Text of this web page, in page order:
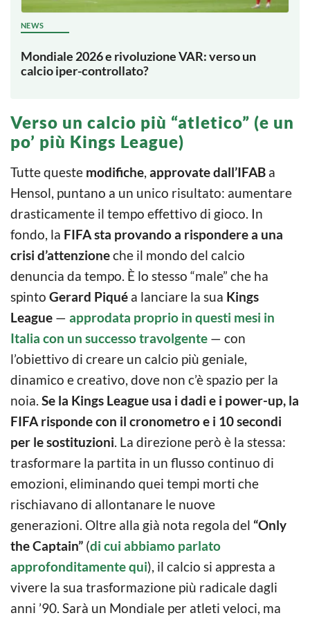
NEWS
Mondiale 2026 e rivoluzione VAR: verso un
calcio iper-controllato?
Verso un calcio più “atletico” (e un
po’ più Kings League)
Tutte queste modifiche, approvate dall’IFAB a
Hensol, puntano a un unico risultato: aumentare
drasticamente il tempo effettivo di gioco. In
fondo, la FIFA sta provando a rispondere a una
crisi d’attenzioneche il mondo del calcio
denuncia da tempo. È lo stesso “male” che ha
spinto Gerard Piqué a lanciare la sua Kings
League — approdata proprio in questi mesi in
Italia con un successo travolgente — con
l’obiettivo di creare un calcio più geniale,
dinamico e creativo, dove non c’è spazio per la
noia. Se la Kings League usa i dadi e i power-up, la
FIFA risponde con il cronometro e i 10 secondi
per le sostituzioni. La direzione però è la stessa:
trasformare la partita in un flusso continuo di
emozioni, eliminando quei tempi morti che
rischiavano di allontanare le nuove
generazioni. Oltre alla già nota regola del “Only
the Captain” (di cui abbiamo parlato
approfonditamente qui), il calcio si appresta a
vivere la sua trasformazione più radicale dagli
anni ’90. Sarà un Mondiale per atleti veloci, ma